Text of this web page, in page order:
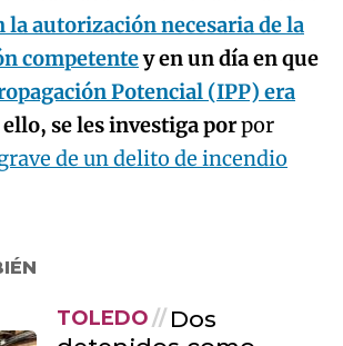
ello, se les investiga porpor
de un delito de incendio
Almorox